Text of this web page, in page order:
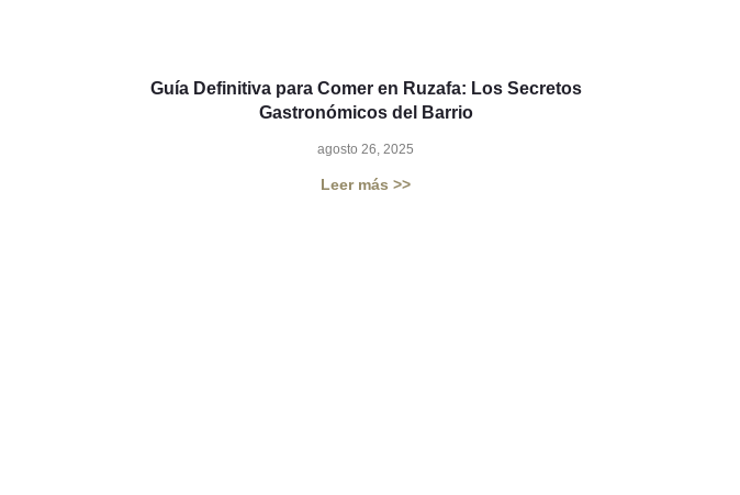
Guía Definitiva para Comer en Ruzafa: Los Secretos
Gastronómicos del Barrio
agosto 26, 2025
Leer más >>